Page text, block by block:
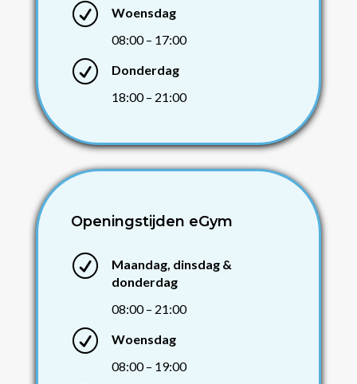
R
Woensdag
08:00 – 17:00
R
Donderdag
18:00 – 21:00
Openingstijden eGym
R
Maandag, dinsdag &
donderdag
08:00 – 21:00
R
Woensdag
08:00 – 19:00